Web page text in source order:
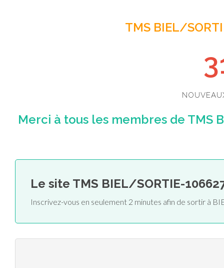
TMS BIEL/
Merci à tous les membres de TMS
Le site TMS BIEL/SORTIE-
Inscrivez-vous en seulement 2 minutes afin de sortir à